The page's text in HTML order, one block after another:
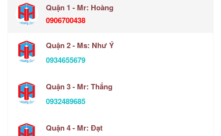
Quận 1 - Mr: Hoàng
0906700438
Quận 2 - Ms: Như Ý
0934655679
Quận 3 - Mr: Thắng
0932489685
Quận 4 - Mr: Đạt